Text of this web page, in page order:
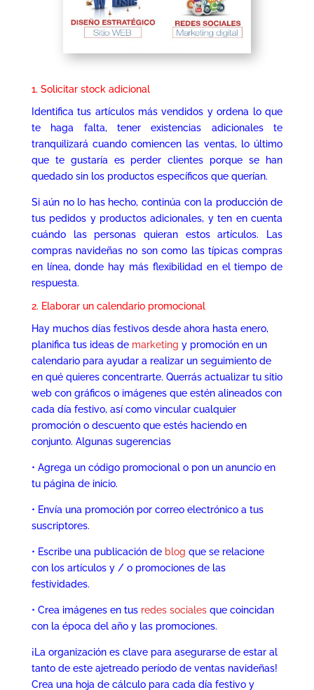
1. Solicitar stock adicional
Identifica tus artículos más vendidos y ordena lo que
te haga falta, tener existencias adicionales te
tranquilizará cuando comiencen las ventas, lo último
que te gustaría es perder clientes porque se han
quedado sin los productos específicos que querían.
Si aún no lo has hecho, continúa con la producción de
tus pedidos y productos adicionales, y ten en cuenta
cuándo las personas quieran estos artículos. Las
compras navideñas no son como las típicas compras
en línea, donde hay más flexibilidad en el tiempo de
respuesta.
2. Elaborar un calendario promocional
Hay muchos días festivos desde ahora hasta enero,
planifica tus ideas de marketing y promoción en un
calendario para ayudar a realizar un seguimiento de
en qué quieres concentrarte. Querrás actualizar tu sitio
web con gráficos o imágenes que estén alineados con
cada día festivo, así como vincular cualquier
promoción o descuento que estés haciendo en
conjunto. Algunas sugerencias
• Agrega un código promocional o pon un anuncio en
tu página de inicio.
• Envía una promoción por correo electrónico a tus
suscriptores.
• Escribe una publicación de blog que se relacione
con los artículos y / o promociones de las
festividades.
• Crea imágenes en tus redes socialesque coincidan
con la época del año y las promociones.
¡La organización es clave para asegurarse de estar al
tanto de este ajetreado período de ventas navideñas!
Crea una hoja de cálculo para cada día festivo y